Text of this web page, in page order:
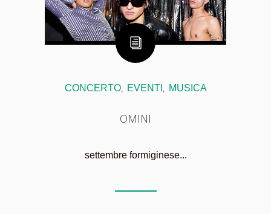
CONCERTO, EVENTI , MUSICA
OMINI
settembre formiginese...